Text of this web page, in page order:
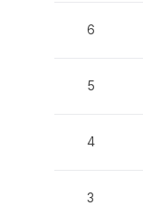
6
5
4
3